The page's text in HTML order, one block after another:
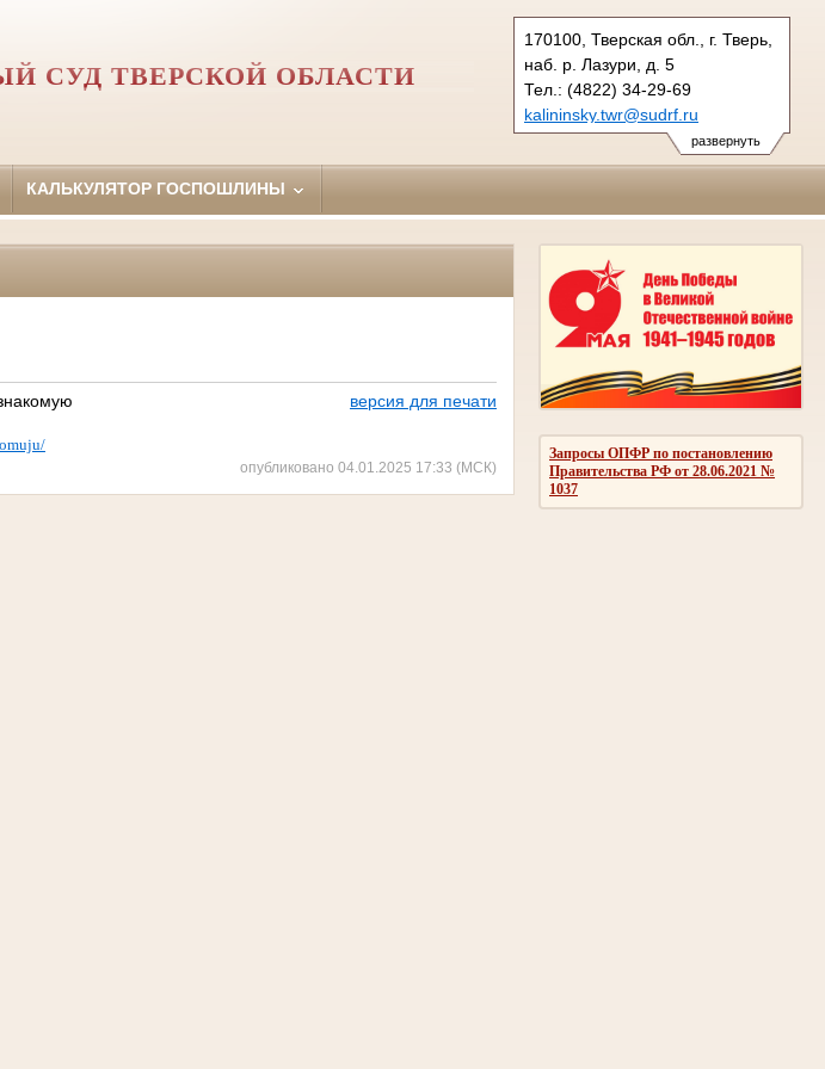
развернуть
170100, Тверская обл., г. Тверь,
наб. р. Лазури, д. 5
Тел.: (4822) 34-29-69
kalininsky.twr@sudrf.ru
СУД ТВЕРСКОЙ ОБЛАСТИ
КАЛЬКУЛЯТОР ГОСПОШЛИНЫ
Запросы ОПФР по постановлению
Правительства РФ от 28.06.2021 №
1037
версия для печати
опубликовано 04.01.2025 17:33 (МСК)